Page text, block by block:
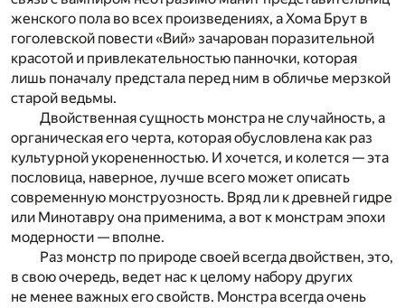
женского пола во всех произведениях, а Хома Брут в
гоголевской повести «Вий» зачарован поразительной
красотой и привлекательностью панночки, которая
лишь поначалу предстала перед ним в обличье мерзкой
старой ведьмы.
Двойственная сущность монстра не случайность, а
органическая его черта, которая обусловлена как раз
культурной укорененностью. И хочется, и колется — эта
пословица, наверное, лучше всего может описать
современную монструозность. Вряд ли к древней гидре
или Минотавру она применима, а вот к монстрам эпохи
модерности — вполне.
Раз монстр по природе своей всегда двойствен, это,
в свою очередь, ведет нас к целому набору других
не менее важных его свойств. Монстра всегда очень